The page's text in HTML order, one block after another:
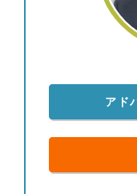
アド